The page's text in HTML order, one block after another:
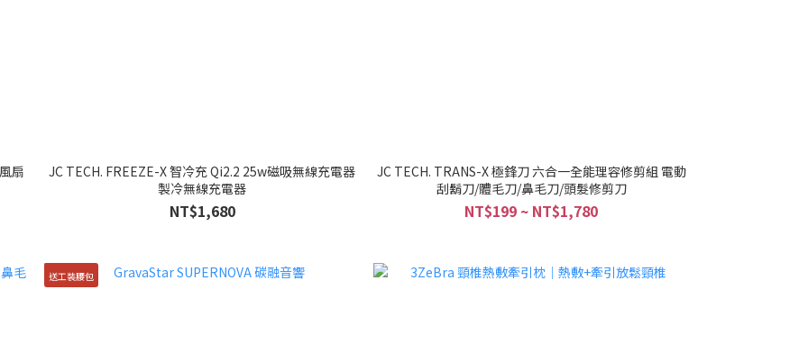
扇
JC TECH. FREEZE-X 智冷充 Qi2.2 25w磁吸無線充電器
製冷無線充電器
NT$1,680
JC TECH. TRANS-X 極鋒刀 六合一全能理容修剪組 電動
刮鬍刀/體毛刀/鼻毛刀/頭髮修剪刀
NT$199 ~ NT$1,780
送工裝腰包